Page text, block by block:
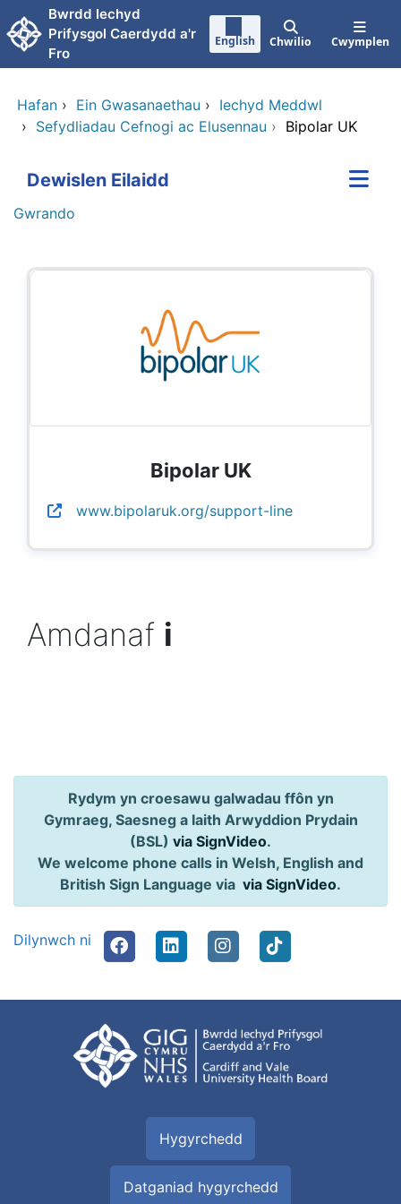
Neidio i'r prif gynnwy
Bwrdd Iechyd
Prifysgol Caerdydd a'r
Fro
English Chwilio Cwymplen
Hafan › Ein Gwasanaethau › Iechyd Meddwl
› Sefydliadau Cefnogi ac Elusennau › Bipolar UK
Dewislen Eilaidd
Gwrando
Bipolar UK
www.bipolaruk.org/support-line
Amdanaf i
Rydym yn croesawu galwadau ffôn yn
Gymraeg, Saesneg a Iaith Arwyddion Prydain
(BSL) via SignVideo.
We welcome phone calls in Welsh, English and
British Sign Language via via SignVideo.
Dilynwch ni
Hygyrchedd
Datganiad hygyrchedd